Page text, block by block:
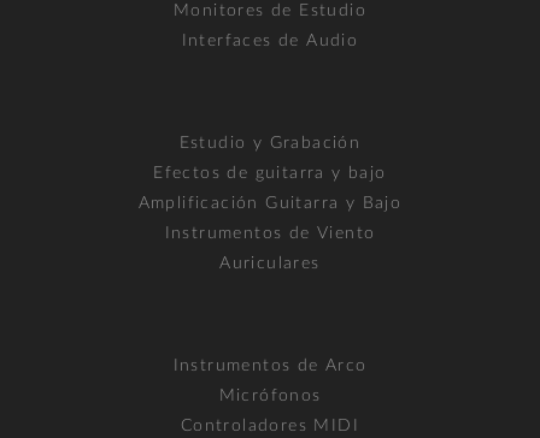
Monitores de Estudio
Interfaces de Audio
Estudio y Grabación
Efectos de guitarra y bajo
Amplificación Guitarra y Bajo
Instrumentos de Viento
Auriculares
Instrumentos de Arco
Micrófonos
Controladores MIDI